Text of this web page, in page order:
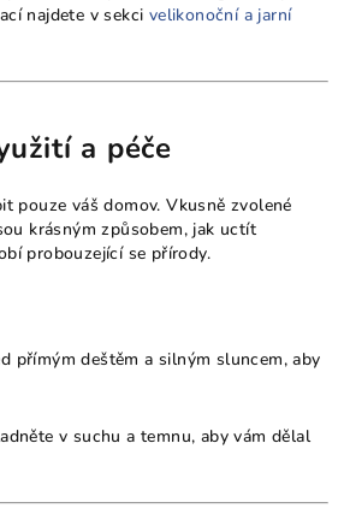
najdete v sekci velikonoční a jarní
a péče
pouze váš domov. Vkusně zvolené
krásným způsobem, jak uctít
probouzející se přírody.
přímým deštěm a silným sluncem, aby
v suchu a temnu, aby vám dělal